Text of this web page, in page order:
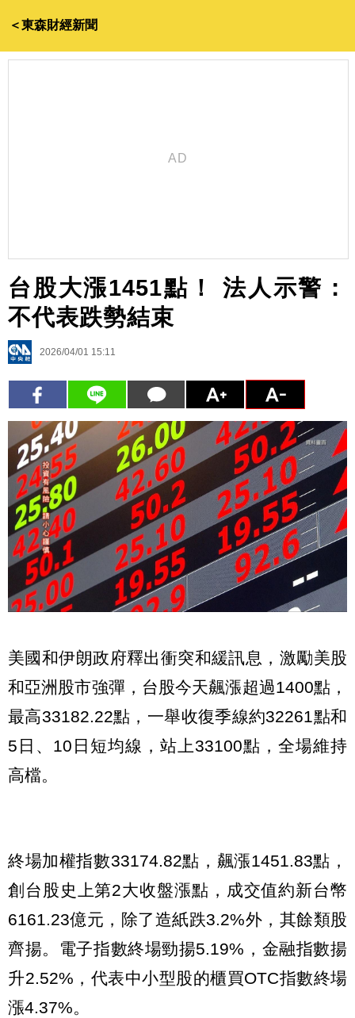
＜東森財經新聞
台股大漲1451點！ 法人示警：
不代表跌勢結束
2026/04/01 15:11
美國和伊朗政府釋出衝突和緩訊息，激勵美股
和亞洲股市強彈，台股今天飆漲超過1400點，
最高33182.22點，一舉收復季線約32261點和
5日、10日短均線，站上33100點，全場維持
高檔。
終場加權指數33174.82點，飆漲1451.83點，
創台股史上第2大收盤漲點，成交值約新台幣
6161.23億元，除了造紙跌3.2%外，其餘類股
齊揚。電子指數終場勁揚5.19%，金融指數揚
升2.52%，代表中小型股的櫃買OTC指數終場
漲4.37%。